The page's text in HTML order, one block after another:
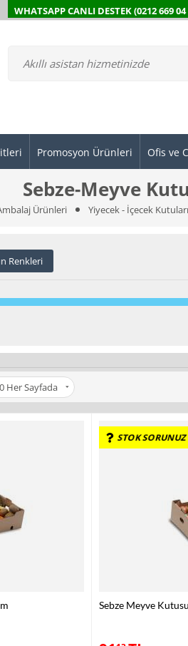
WHATSAPP CANLI DESTEK (0212 669
Promosyon Ürünleri Ofis ve
Sebze-Meyve
Ürünleri Yiyecek - İçecek Kutuları
Renkleri
Her Sayfada
STOK SORUNUZ
Sebze Meyve